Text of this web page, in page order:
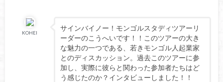
KOHEI
サインバイノー！モンゴルスタディツアーリ
ーダーのこうへいです！！このツアーの大き
な魅力の一つである、若きモンゴル人起業家
とのディスカッション。過去このツアーに参
加し、実際に彼らと関わった参加者たちはど
う感じたのか？インタビューしました！！